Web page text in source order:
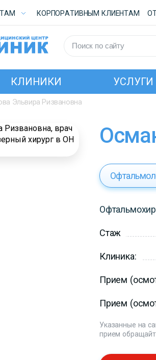
КОРПОРАТИВНЫМ КЛИЕНТАМ
КЛИНИКИ
Эльвира Ризвановна
Стаж
Клиника:
Прием
Прием
Указанные на
прием